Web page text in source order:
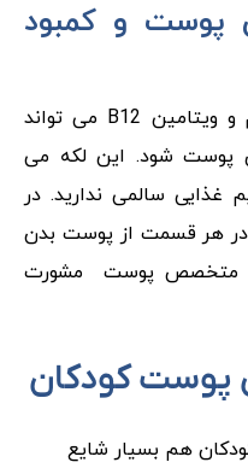
پوست و کمبود
کمبود مس، ویتامین D، سلنیوم و ویتامین B12 می تواند
پوست شود. این لکه می
غذایی سالمی ندارید. در
در هر قسمت از پوست بدن
با متخصص پوست مشورت
پوست کودکان
هم بسیار شایع